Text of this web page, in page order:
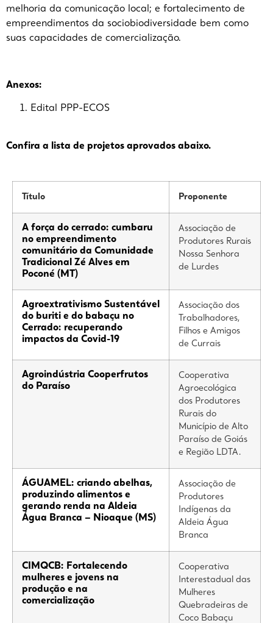
melhoria da comunicação local; e fortalecimento de
empreendimentos da sociobiodiversidade bem como
suas capacidades de comercialização.
Anexos:
Edital PPP-ECOS
Confira a lista de projetos aprovados abaixo.
Título Proponente
A força do cerrado: cumbaru
no empreendimento
comunitário da Comunidade
Tradicional Zé Alves em
Poconé (MT)
Associação de
Produtores Rurais
Nossa Senhora
de Lurdes
Agroextrativismo Sustentável
do buriti e do babaçu no
Cerrado: recuperando
impactos da Covid-19
Associação dos
Trabalhadores,
Filhos e Amigos
de Currais
Agroindústria Cooperfrutos
do Paraíso
Cooperativa
Agroecológica
dos Produtores
Rurais do
Município de Alto
Paraíso de Goiás
e Região LDTA.
ÁGUAMEL: criando abelhas,
produzindo alimentos e
gerando renda na Aldeia
Água Branca – Nioaque (MS)
Associação de
Produtores
Indígenas da
Aldeia Água
Branca
CIMQCB: Fortalecendo
mulheres e jovens na
produção e na
comercialização
Cooperativa
Interestadual das
Mulheres
Quebradeiras de
Coco Babaçu